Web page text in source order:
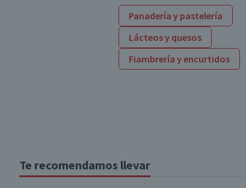
Panadería y pastelería
Lácteos y quesos
Fiambrería y encurtidos
Te recomendamos llevar